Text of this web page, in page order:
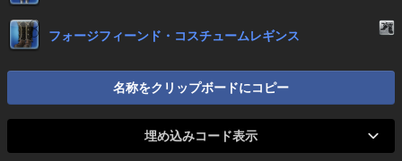
フォージフィーンド・コスチュームレギンス
名称をクリップボードにコピー
埋め込みコード表示